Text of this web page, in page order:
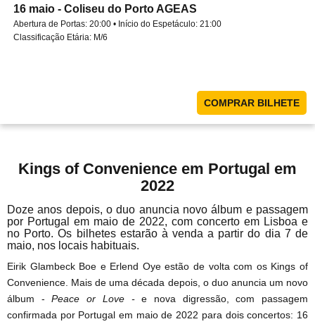
16 maio - Coliseu do Porto AGEAS
Abertura de Portas: 20:00 • Início do Espetáculo: 21:00
Classificação Etária: M/6
COMPRAR BILHETE
Kings of Convenience em Portugal em
2022
Doze anos depois, o duo anuncia novo álbum e passagem
por Portugal em maio de 2022, com concerto em Lisboa e
no Porto. Os bilhetes estarão à venda a partir do dia 7 de
maio, nos locais habituais.
Eirik Glambeck Boe e Erlend Oye estão de volta com os Kings of
Convenience. Mais de uma década depois, o duo anuncia um novo
álbum -Peace or Love -e nova digressão, com passagem
confirmada por Portugal em maio de 2022 para dois concertos: 16